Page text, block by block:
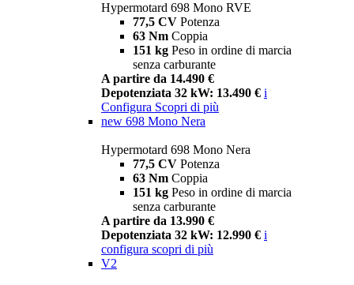
Hypermotard 698 Mono RVE
77,5 CV Potenza
63 Nm Coppia
151 kg Peso in ordine di marcia
senza carburante
A partire da 14.490 €
Depotenziata 32 kW: 13.490 € i
Configura Scopri di più
new 698 Mono Nera
Hypermotard 698 Mono Nera
77,5 CV Potenza
63 Nm Coppia
151 kg Peso in ordine di marcia
senza carburante
A partire da 13.990 €
Depotenziata 32 kW: 12.990 € i
configura scopri di più
V2